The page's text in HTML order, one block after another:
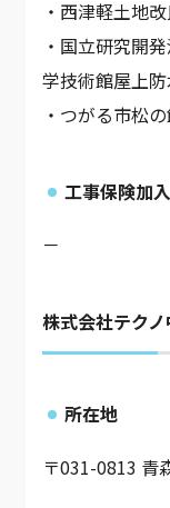
・西津軽土地
・国立研究開
学技術館屋上
・つがる市松
工事保険加入
－
株式会社テク
所在地
〒031-0813 青